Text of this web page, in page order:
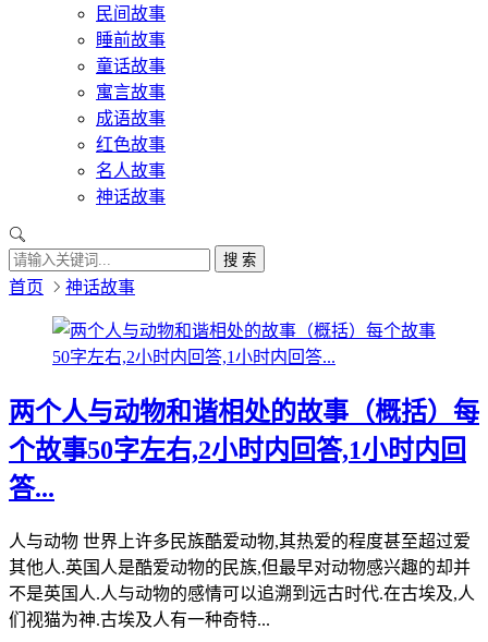
民间故事
睡前故事
童话故事
寓言故事
成语故事
红色故事
名人故事
神话故事
搜 索
首页 神话故事
两个人与动物和谐相处的故事（概括）每
个故事50字左右,2小时内回答,1小时内回
答...
人与动物 世界上许多民族酷爱动物,其热爱的程度甚至超过爱
其他人.英国人是酷爱动物的民族,但最早对动物感兴趣的却并
不是英国人.人与动物的感情可以追溯到远古时代.在古埃及,人
们视猫为神.古埃及人有一种奇特...